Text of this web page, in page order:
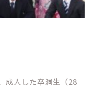
成人した卒洞生（28